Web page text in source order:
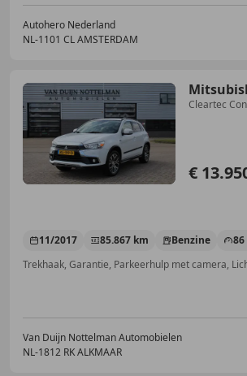
Autohero Nederland
NL-1101 CL AMSTERDAM
Cleartec
€
11/2017 85.867 km Benzine
86
Van Duijn Nottelman Automobielen
NL-1812 RK ALKMAAR